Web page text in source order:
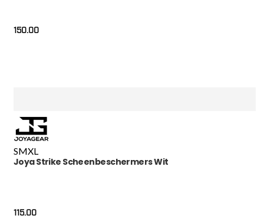
150.00
SMXL
Joya Strike Scheenbeschermers Wit
115.00